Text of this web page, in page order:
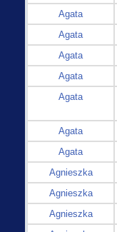
Agata
Agata
Agata
Agata
Agata
Agata
Agata
Agnieszka
Agnieszka
Agnieszka